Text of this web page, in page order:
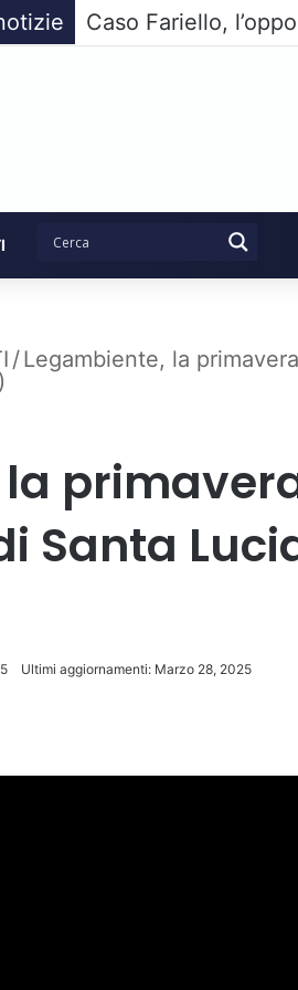
Caso Fariello,
/ Legambiente, la
Santa
Ultimi aggiornamenti: Marzo 28, 2025